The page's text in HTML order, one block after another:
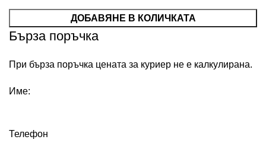
ДОБАВЯНЕ В КОЛИЧКАТА
Бърза поръчка
При бърза поръчка цената за куриер не е калкулирана.
Име:
Телефон